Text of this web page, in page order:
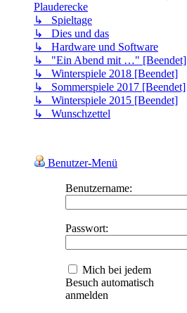
Plauderecke
↳ Spieltage
↳ Dies und das
↳ Hardware und Software
↳ "Ein Abend mit …" [Beendet]
↳ Winterspiele 2018 [Beendet]
↳ Sommerspiele 2017 [Beendet]
↳ Winterspiele 2015 [Beendet]
↳ Wunschzettel
Benutzer-Menü
Benutzername:
Passwort:
Mich bei jedem
Besuch automatisch
anmelden